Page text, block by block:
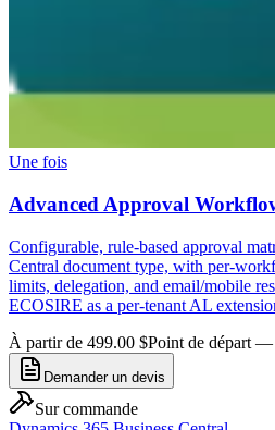
Une fois
Advanced Approval
Configurable, rule-based approval
Central document type, with per-
limits, delegation, and email/mobile
ECOSIRE as a per-tenant AL
À partir de 499.00 $Point de départ —
Demander un devis
Sur commande